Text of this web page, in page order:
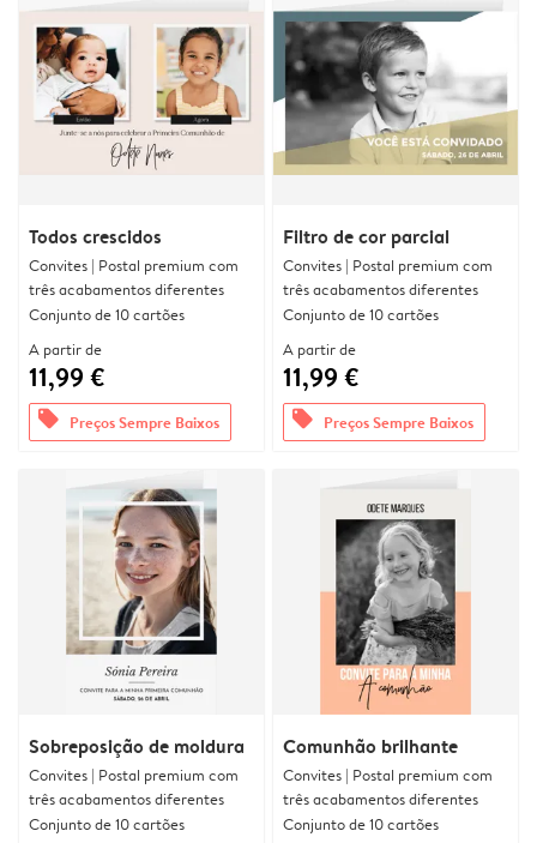
Todos crescidos
Convites | Postal premium com
três acabamentos diferentes
Conjunto de 10 cartões
A partir de
11,99 €
offers Preços Sempre Baixos
Filtro de cor parcial
Convites | Postal premium com
três acabamentos diferentes
Conjunto de 10 cartões
A partir de
11,99 €
offers Preços Sempre Baixos
Sobreposição de moldura
Convites | Postal premium com
três acabamentos diferentes
Conjunto de 10 cartões
Comunhão brilhante
Convites | Postal premium com
três acabamentos diferentes
Conjunto de 10 cartões